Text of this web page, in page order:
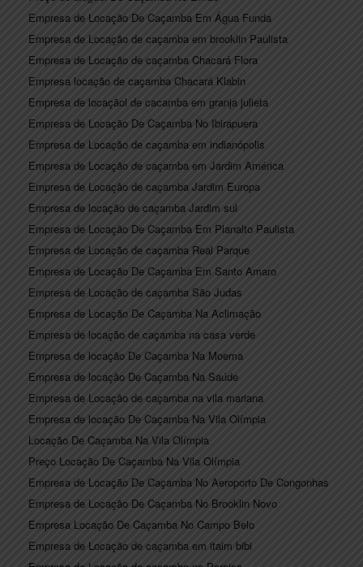
Empresa de Locação De Caçamba Em Água Funda
Empresa de Locação de caçamba em brooklin Paulista
Empresa de Locação de caçamba Chacará Flora
Empresa locação de caçamba Chacará Klabin
Empresa de locaçãol de cacamba em granja julieta
Empresa de Locação De Caçamba No Ibirapuera
Empresa de Locação de caçamba em indianópolis
Empresa de Locação de caçamba em Jardim América
Empresa de Locação de caçamba Jardim Europa
Empresa de locação de caçamba Jardim sul
Empresa de Locação De Caçamba Em Planalto Paulista
Empresa de Locação de caçamba Real Parque
Empresa de Locação De Caçamba Em Santo Amaro
Empresa de Locação de caçamba São Judas
Empresa de Locação De Caçamba Na Aclimação
Empresa de locação de caçamba na casa verde
Empresa de locação De Caçamba Na Moema
Empresa de locação De Caçamba Na Saúde
Empresa de Locação de caçamba na vila mariana
Empresa de locação De Caçamba Na Vila Olímpia
Locação De Caçamba Na Vila Olímpia
Preço Locação De Caçamba Na Vila Olímpia
Empresa de Locação De Caçamba No Aeroporto De Congonhas
Empresa de Locação De Caçamba No Brooklin Novo
Empresa Locação De Caçamba No Campo Belo
Empresa de Locação de caçamba em itaim bibi